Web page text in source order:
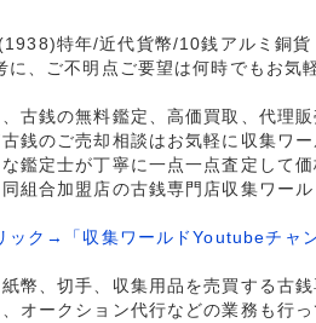
特年/近代貨幣/10銭アルミ銅貨
、ご不明点ご要望は何時でもお気
古銭の無料鑑定、高価買取、代理販
銭のご売却相談はお気軽に収集ワー
鑑定士が丁寧に一点一点査定して価
組合加盟店の古銭専門店収集ワール
ック→「収集ワールドYoutubeチャ
幣、切手、収集用品を売買する古銭
オークション代行などの業務も行っ